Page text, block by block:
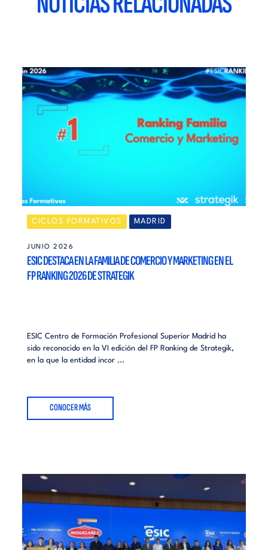
CICLOS FORMATIVOS MADRID
JUNIO 2026
ESIC DESTACA EN LA FAMILIA DE COMERCIO Y MARKETING EN EL
FP RANKING 2026 DE STRATEGIK
ESIC Centro de Formación Profesional Superior Madrid ha
sido reconocido en la VI edición del FP Ranking de Strategik,
en la que la entidad incor ...
CONOCER MÁS